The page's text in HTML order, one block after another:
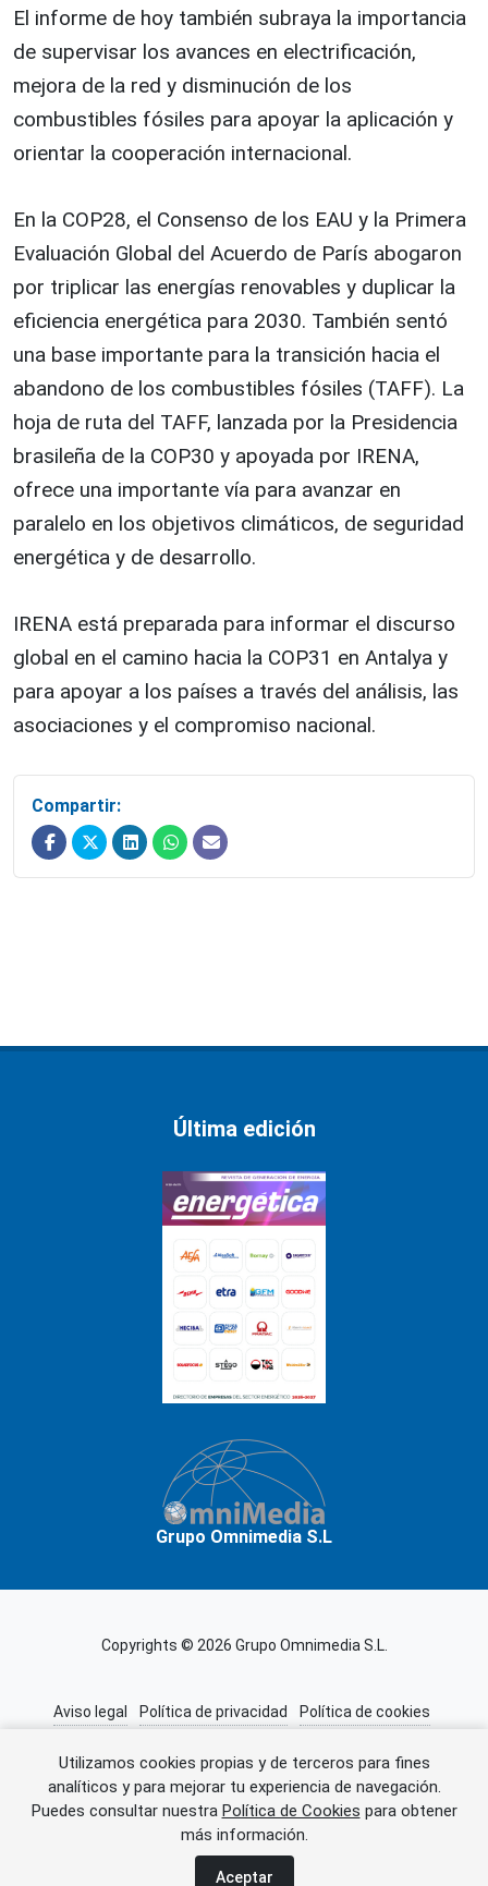
Utilizamos cookies propias y de terceros para fines
analíticos y para mejorar tu experiencia de navegación.
Puedes consultar nuestra Política de Cookies para obtener
más información.
Aceptar
El informe de hoy también subraya la importancia
de supervisar los avances en electrificación,
mejora de la red y disminución de los
combustibles fósiles para apoyar la aplicación y
orientar la cooperación internacional.
En la COP28, el Consenso de los EAU y la Primera
Evaluación Global del Acuerdo de París abogaron
por triplicar las energías renovables y duplicar la
eficiencia energética para 2030. También sentó
una base importante para la transición hacia el
abandono de los combustibles fósiles (TAFF). La
hoja de ruta del TAFF, lanzada por la Presidencia
brasileña de la COP30 y apoyada por IRENA,
ofrece una importante vía para avanzar en
paralelo en los objetivos climáticos, de seguridad
energética y de desarrollo.
IRENA está preparada para informar el discurso
global en el camino hacia la COP31 en Antalya y
para apoyar a los países a través del análisis, las
asociaciones y el compromiso nacional.
Compartir:
Error al cargar el anuncio.
Última edición
Grupo Omnimedia S.L
Copyrights © 2026 Grupo Omnimedia S.L.
Aviso legal Política de privacidad
Política de cookies